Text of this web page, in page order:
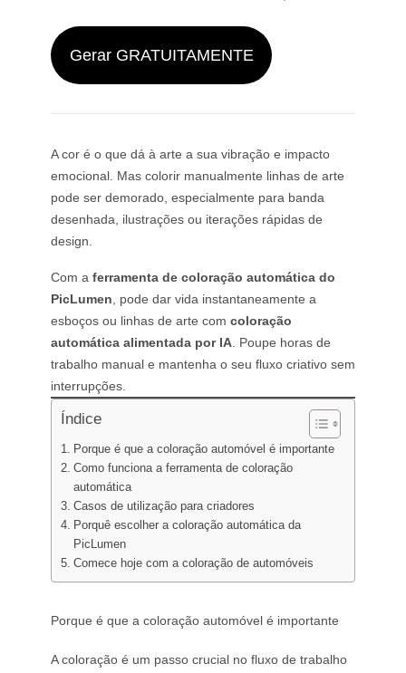
GPT Image 2 Nano Banana 2
Nano Banana Pro Nano Banana
Gerador de Vídeos de Beijo com IA
Criador de Vídeos para YouTube com IA
Criador de Vídeos de Aniversário com IA
Ferramentas de Imagem com IA
Gerador de Arte com IA
Substituir com IA
Extensor de Imagens com IA
Colorizador com IA
Aprimorador de Imagem com IA
Gerador de Personagens com IA
Criador de VTuber com IA
Gerar GRATUITAMENTE
A cor é o que dá à arte a sua vibração e impacto
emocional. Mas colorir manualmente linhas de arte
pode ser demorado, especialmente para banda
desenhada, ilustrações ou iterações rápidas de
design.
Com a ferramenta de coloração automática do
PicLumen , pode dar vida instantaneamente a
esboços ou linhas de arte com coloração
automática alimentada por IA . Poupe horas de
trabalho manual e mantenha o seu fluxo criativo sem
interrupções.
Índice
Porque é que a coloração automóvel é importante
Como funciona a ferramenta de coloração
automática
Casos de utilização para criadores
Porquê escolher a coloração automática da
PicLumen
Comece hoje com a coloração de automóveis
Porque é que a coloração automóvel é importante
A coloração é um passo crucial no fluxo de trabalho